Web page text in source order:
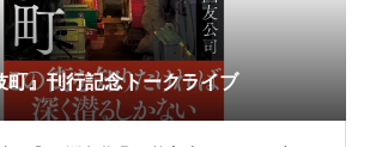
町』刊行記念トークライブ